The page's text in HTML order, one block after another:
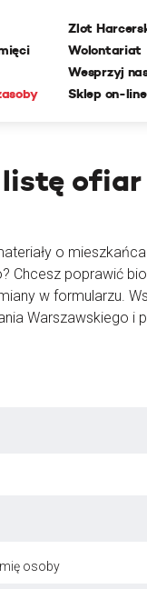
Zlot
Wolontariat
Wesprzyj
Sklep on-line
listę
o
Chcesz poprawić
w formularzu.
Warszawskiego i
osoby